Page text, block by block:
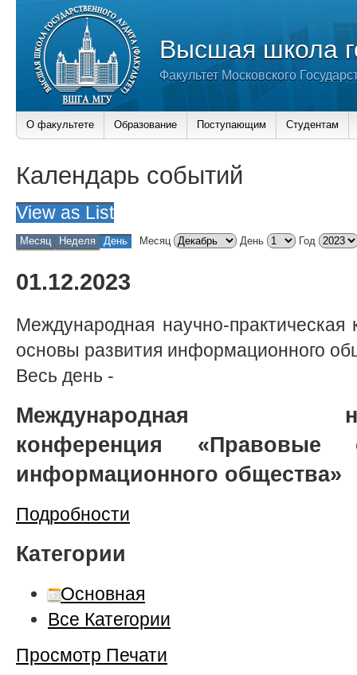
Высшая школа
Факультет Московского
О факультете Образование Поступающим Студентам
Календарь событий
View as List
Месяц Неделя День Месяц День Год
01.12.2023
Международная научно-
основы развития информационного
Весь день -
Международная
конференция «Правовые
информационного общества»
Подробности
Категории
Основная
Все Категории
Просмотр Печати